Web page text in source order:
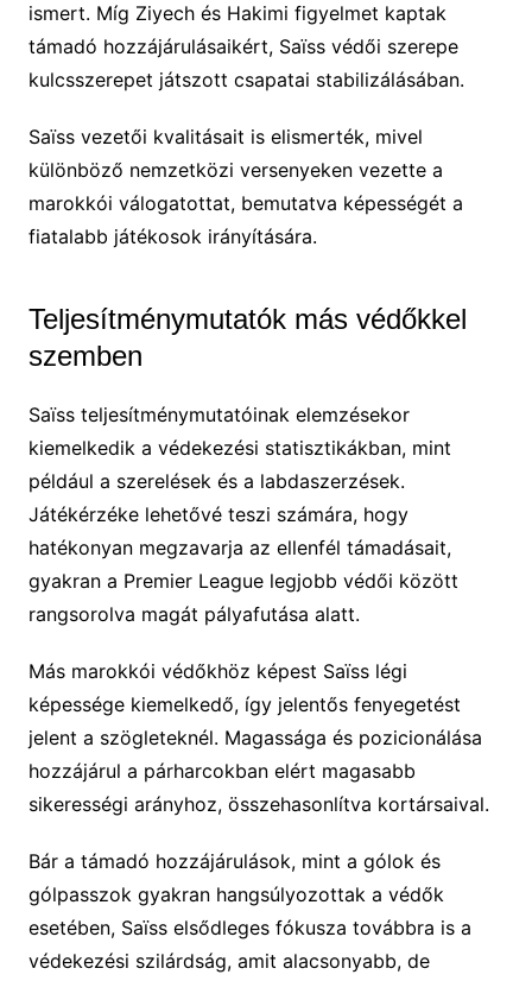
ismert. Míg Ziyech és Hakimi figyelmet kaptak
támadó hozzájárulásaikért, Saïss védői szerepe
kulcsszerepet játszott csapatai stabilizálásában.
Saïss vezetői kvalitásait is elismerték, mivel
különböző nemzetközi versenyeken vezette a
marokkói válogatottat, bemutatva képességét a
fiatalabb játékosok irányítására.
Teljesítménymutatók más védőkkel
szemben
Saïss teljesítménymutatóinak elemzésekor
kiemelkedik a védekezési statisztikákban, mint
például a szerelések és a labdaszerzések.
Játékérzéke lehetővé teszi számára, hogy
hatékonyan megzavarja az ellenfél támadásait,
gyakran a Premier League legjobb védői között
rangsorolva magát pályafutása alatt.
Más marokkói védőkhöz képest Saïss légi
képessége kiemelkedő, így jelentős fenyegetést
jelent a szögleteknél. Magassága és pozicionálása
hozzájárul a párharcokban elért magasabb
sikerességi arányhoz, összehasonlítva kortársaival.
Bár a támadó hozzájárulások, mint a gólok és
gólpasszok gyakran hangsúlyozottak a védők
esetében, Saïss elsődleges fókusza továbbra is a
védekezési szilárdság, amit alacsonyabb, de